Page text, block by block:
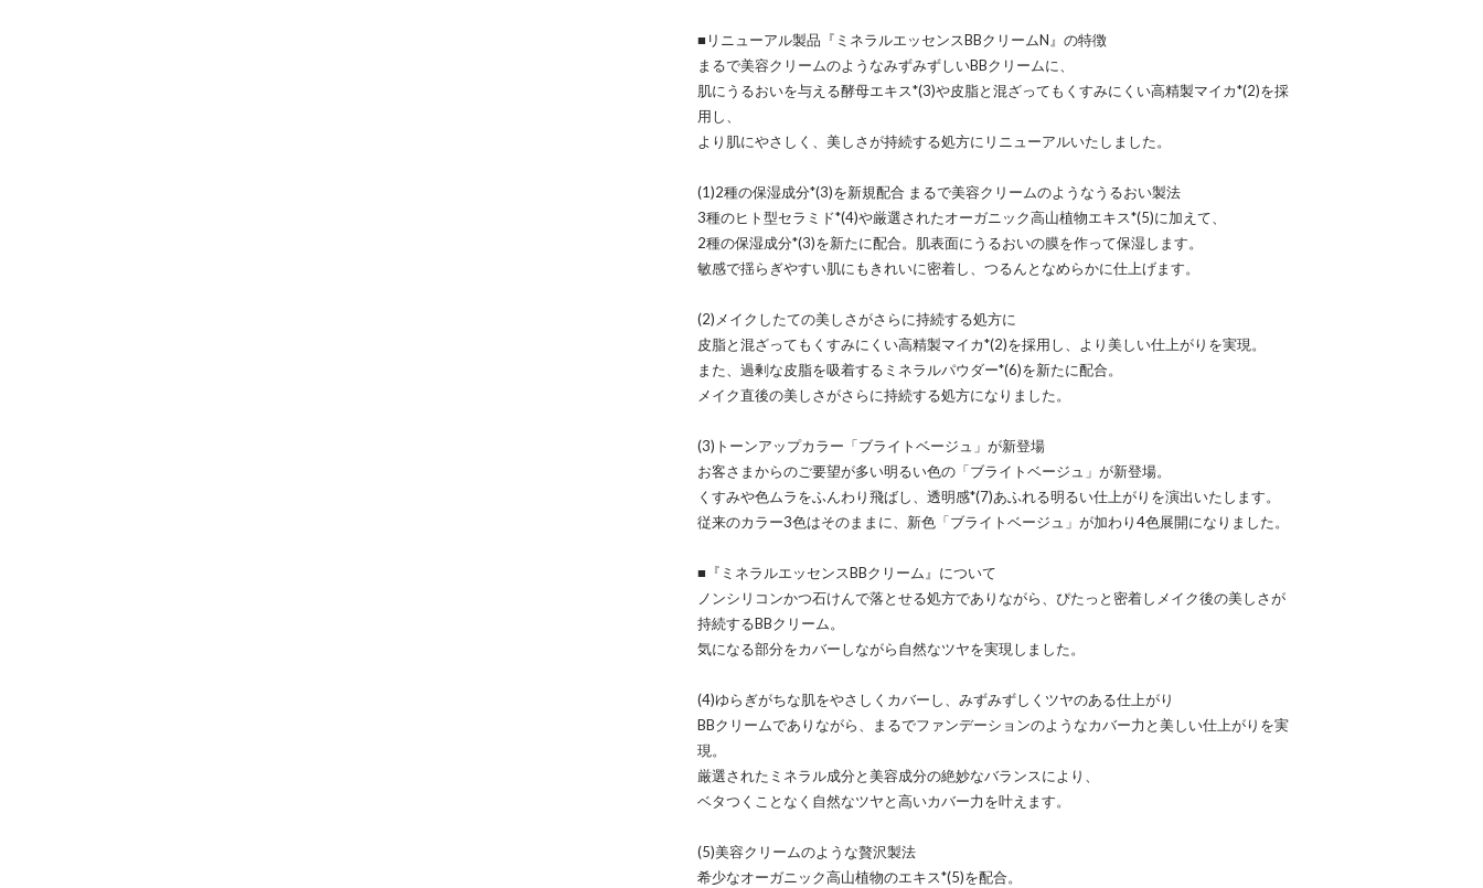
■リニューアル製品『ミネラルエッセンスBBクリームN』の特徴
まるで美容クリームのようなみずみずしいBBクリームに、
肌にうるおいを与える酵母エキス*(3)や皮脂と混ざってもくすみにくい高精製マイカ*(2)を採
用し、
より肌にやさしく、美しさが持続する処方にリニューアルいたしました。
(1)2種の保湿成分*(3)を新規配合 まるで美容クリームのようなうるおい製法
3種のヒト型セラミド*(4)や厳選されたオーガニック高山植物エキス*(5)に加えて、
2種の保湿成分*(3)を新たに配合。肌表面にうるおいの膜を作って保湿します。
敏感で揺らぎやすい肌にもきれいに密着し、つるんとなめらかに仕上げます。
(2)メイクしたての美しさがさらに持続する処方に
皮脂と混ざってもくすみにくい高精製マイカ*(2)を採用し、より美しい仕上がりを実現。
また、過剰な皮脂を吸着するミネラルパウダー*(6)を新たに配合。
メイク直後の美しさがさらに持続する処方になりました。
(3)トーンアップカラー「ブライトベージュ」が新登場
お客さまからのご要望が多い明るい色の「ブライトベージュ」が新登場。
くすみや色ムラをふんわり飛ばし、透明感*(7)あふれる明るい仕上がりを演出いたします。
従来のカラー3色はそのままに、新色「ブライトベージュ」が加わり4色展開になりました。
■『ミネラルエッセンスBBクリーム』について
ノンシリコンかつ石けんで落とせる処方でありながら、ぴたっと密着しメイク後の美しさが
持続するBBクリーム。
気になる部分をカバーしながら自然なツヤを実現しました。
(4)ゆらぎがちな肌をやさしくカバーし、みずみずしくツヤのある仕上がり
BBクリームでありながら、まるでファンデーションのようなカバー力と美しい仕上がりを実
現。
厳選されたミネラル成分と美容成分の絶妙なバランスにより、
ベタつくことなく自然なツヤと高いカバー力を叶えます。
(5)美容クリームのような贅沢製法
希少なオーガニック高山植物のエキス*(5)を配合。